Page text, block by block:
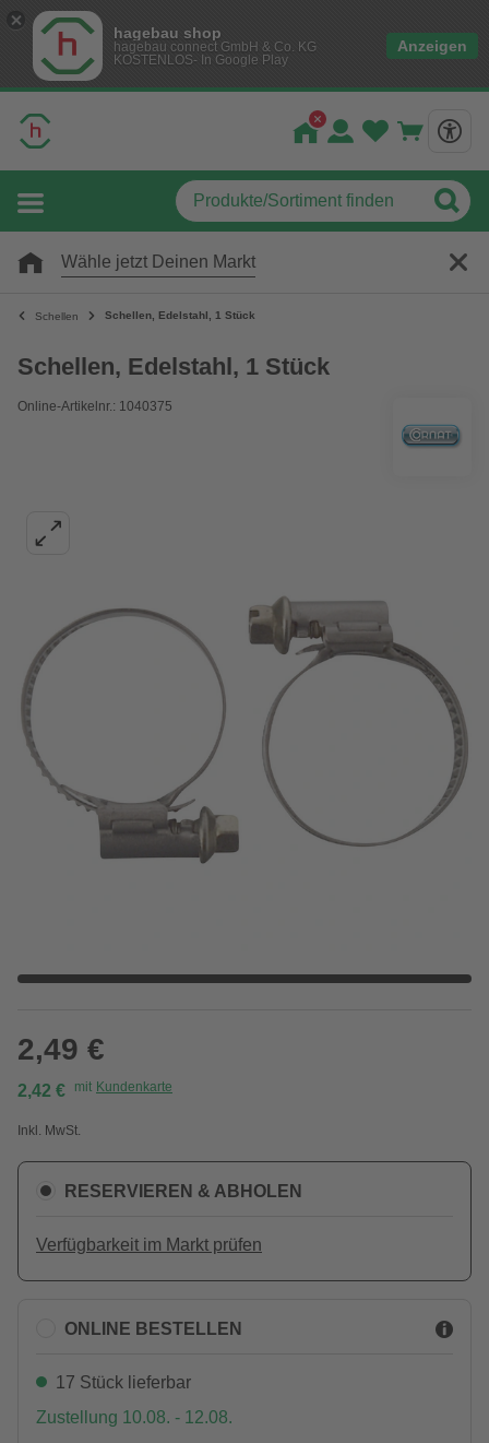
hagebau shop
hagebau connect GmbH & Co. KG
KOSTENLOS- In Google Play
Anzeigen
Wähle jetzt Deinen Markt
Schellen Schellen, Edelstahl, 1 Stück
Schellen, Edelstahl, 1 Stück
Online-Artikelnr.: 1040375
2,49 €
2,42 € mit Kundenkarte
Inkl. MwSt.
RESERVIEREN & ABHOLEN
Verfügbarkeit im Markt prüfen
ONLINE BESTELLEN
17 Stück lieferbar
Zustellung 10.08. - 12.08.